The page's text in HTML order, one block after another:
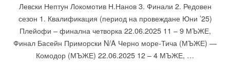
Левски Нептун Локомотив Н.Нанов 3. Финали 2. Редовен
сезон 1. Квалификация (период на провеждане Юни ’25)
Плейофи – финална четворка 22.06.2025 11 – 9 МЪЖЕ,
Финал Басейн Приморски N/A Черно море-Тича (МЪЖЕ) —
Комодор (МЪЖЕ) 22.06.2025 12 – 4 МЪЖЕ, …